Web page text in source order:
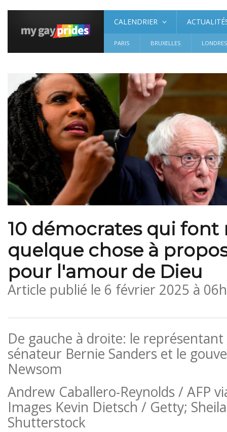
CALENDRIER
PARIS BRUXELLES LONDRES
10 démocrates qui
quelque chose à
pour l'amour de Dieu
Article publié le 6 février 2025 à
De gauche à droite: le représentant
sénateur Bernie Sanders et le
Newsom
Andrew Caballero-Reynolds / AFP
Images Kevin Dietsch / Getty;
Shutterstock